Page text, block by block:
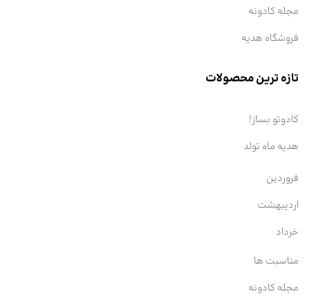
مجله کادونه
فروشگاه هدیه
تازه ترین محصولات
کادوتو بساز!
هدیه ماه تولد
فروردین
اردیبهشت
خرداد
مناسبت ها
مجله کادونه